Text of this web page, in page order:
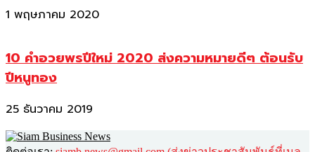
1 พฤษภาคม 2020
10 คำอวยพรปีใหม่ 2020 ส่งความหมายดีๆ ต้อนรับ
ปีหนูทอง
25 ธันวาคม 2019